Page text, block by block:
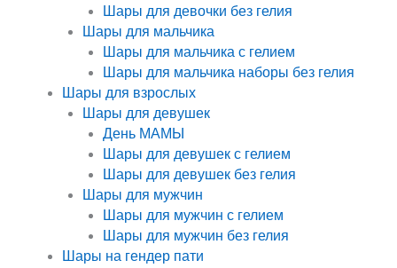
Шары для девочки без гелия
Шары для мальчика
Шары для мальчика с гелием
Шары для мальчика наборы без гелия
Шары для взрослых
Шары для девушек
День МАМЫ
Шары для девушек с гелием
Шары для девушек без гелия
Шары для мужчин
Шары для мужчин с гелием
Шары для мужчин без гелия
Шары на гендер пати